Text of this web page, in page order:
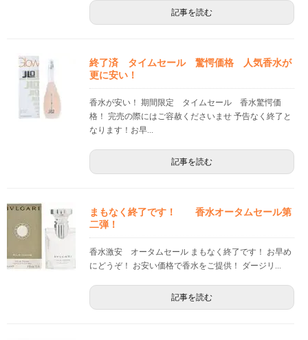
記事を読む
終了済 タイムセール 驚愕価格 人気香水が
更に安い！
香水が安い！ 期間限定 タイムセール 香水驚愕価
格！ 完売の際にはご容赦くださいませ 予告なく終了と
なります！お早...
記事を読む
まもなく終了です！ 香水オータムセール第
二弾！
香水激安 オータムセール まもなく終了です！ お早め
にどうぞ！ お安い価格で香水をご提供！ ダージリ...
記事を読む